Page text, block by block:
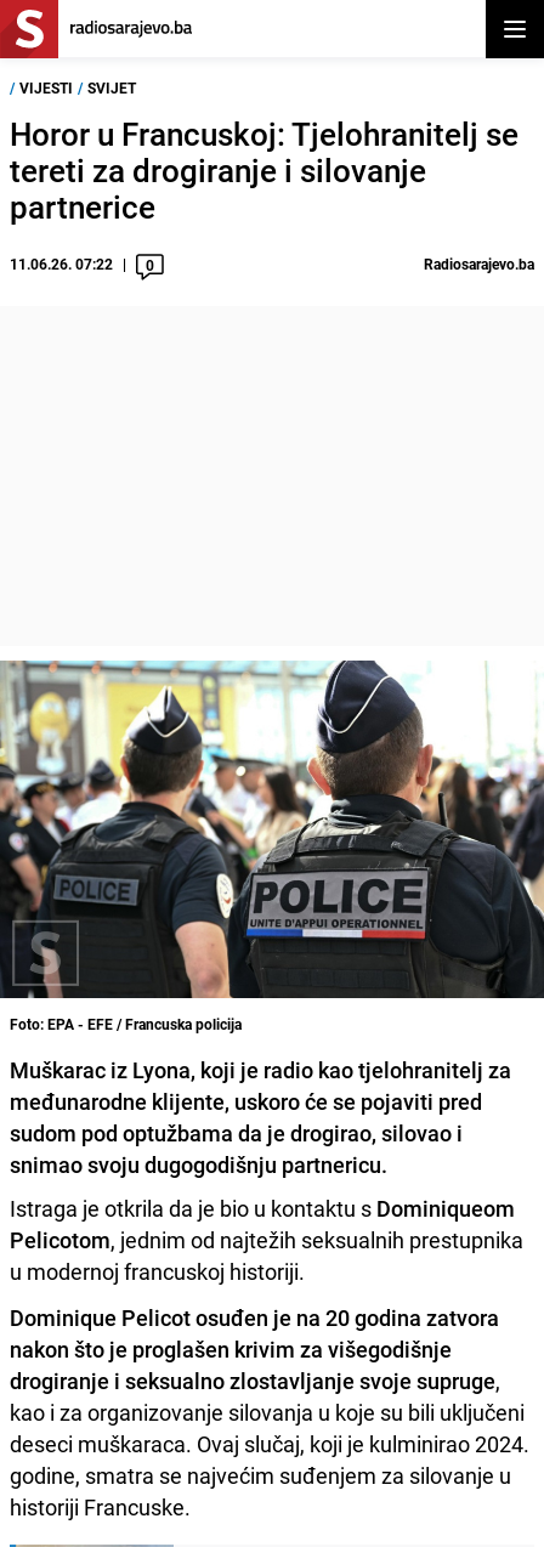
/ VIJESTI / SVIJET
Horor u Francuskoj: Tjelohranitelj se
tereti za drogiranje i silovanje
partnerice
11.06.26. 07:22 0 Radiosarajevo.ba
Foto: EPA - EFE / Francuska policija
Muškarac iz Lyona, koji je radio kao tjelohranitelj za
međunarodne klijente, uskoro će se pojaviti pred
sudom pod optužbama da je drogirao, silovao i
snimao svoju dugogodišnju partnericu.
Istraga je otkrila da je bio u kontaktu s Dominiqueom
Pelicotom, jednim od najtežih seksualnih prestupnika
u modernoj francuskoj historiji.
Dominique Pelicot osuđen je na 20 godina zatvora
nakon što je proglašen krivim za višegodišnje
drogiranje i seksualno zlostavljanje svoje supruge,
kao i za organizovanje silovanja u koje su bili uključeni
deseci muškaraca. Ovaj slučaj, koji je kulminirao 2024.
godine, smatra se najvećim suđenjem za silovanje u
historiji Francuske.